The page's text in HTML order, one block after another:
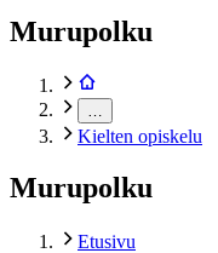
Murupolku
Kielten opiskelu
Murupolku
Etusivu